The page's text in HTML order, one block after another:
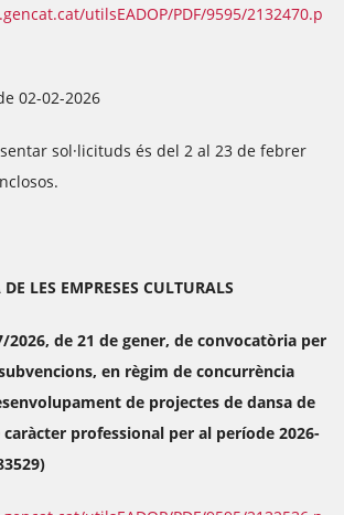
utilsEADOP/PDF/9595/2132470.p
02-02-2026
sol·licituds és del 2 al 23 de febrer
LES EMPRESES CULTURALS
2026, de 21 de gener, de convocatòria per
en règim de concurrència
de projectes de dansa de
professional per al període 2026-